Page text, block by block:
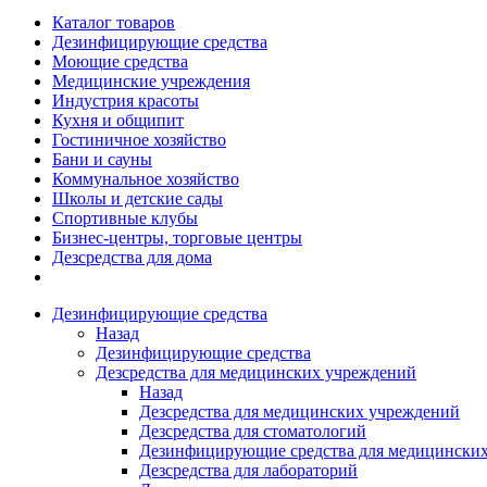
Каталог товаров
Дезинфицирующие средства
Моющие средства
Медицинские учреждения
Индустрия красоты
Кухня и общипит
Гостиничное хозяйство
Бани и сауны
Коммунальное хозяйство
Школы и детские сады
Спортивные клубы
Бизнес-центры, торговые центры
Дезсредства для дома
Дезинфицирующие средства
Назад
Дезинфицирующие средства
Дезсредства для медицинских учреждений
Назад
Дезсредства для медицинских учреждений
Дезсредства для стоматологий
Дезинфицирующие средства для
Дезсредства для лабораторий